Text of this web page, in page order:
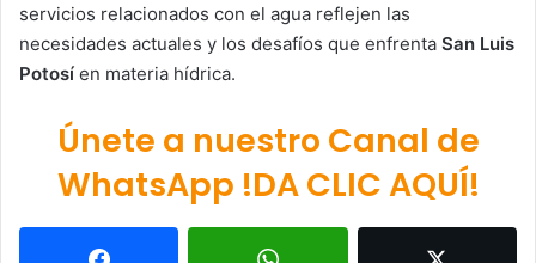
servicios relacionados con el agua reflejen las
necesidades actuales y los desafíos que enfrenta San Luis
Potosí en materia hídrica.
Únete a nuestro Canal de
WhatsApp !DA CLIC AQUÍ!